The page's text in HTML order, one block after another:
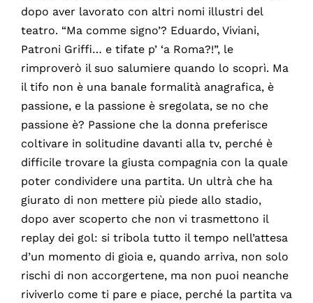
dopo aver lavorato con altri nomi illustri del
teatro. “Ma comme signo’? Eduardo, Viviani,
Patroni Griffi… e tifate p’ ‘a Roma?!”, le
rimproverò il suo salumiere quando lo scoprì. Ma
il tifo non è una banale formalità anagrafica, è
passione, e la passione è sregolata, se no che
passione è? Passione che la donna preferisce
coltivare in solitudine davanti alla tv, perché è
difficile trovare la giusta compagnia con la quale
poter condividere una partita. Un ultrà che ha
giurato di non mettere più piede allo stadio,
dopo aver scoperto che non vi trasmettono il
replay dei gol: si tribola tutto il tempo nell’attesa
d’un momento di gioia e, quando arriva, non solo
rischi di non accorgertene, ma non puoi neanche
riviverlo come ti pare e piace, perché la partita va